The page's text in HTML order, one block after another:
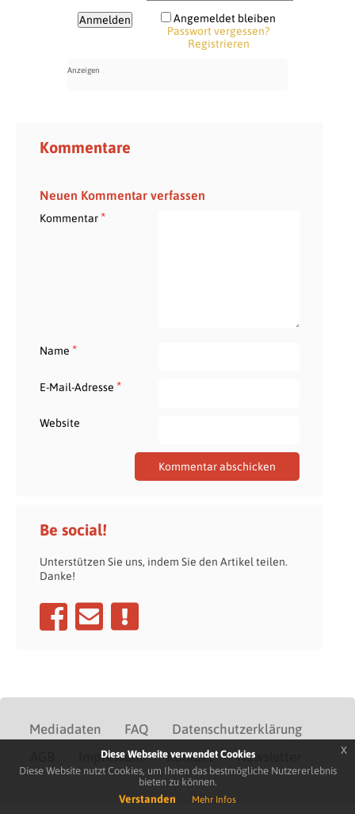
Angemeldet bleiben
Passwort vergessen?
Registrieren
Kommentare
Neuen Kommentar verfassen
Kommentar*
Name *
E-Mail-Adresse *
Website
Be social!
Unterstützen Sie uns, indem Sie den Artikel teilen.
Danke!
Mediadaten FAQ
Datenschutzerklärung
Impressum Kontakt Newsletter
Diese Webseite verwendet Cookies
Diese Website nutzt Cookies, um Ihnen das bestmögliche Nutzererlebnis
bieten zu können.
Verstanden Mehr Infos
x